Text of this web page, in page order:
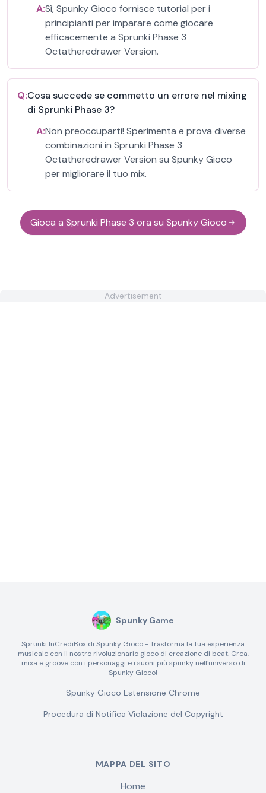
A:Sì, Spunky Gioco fornisce tutorial per i
principianti per imparare come giocare
efficacemente a Sprunki Phase 3
Octatheredrawer Version.
Q:Cosa succede se commetto un errore nel mixing
di Sprunki Phase 3?
A:Non preoccuparti! Sperimenta e prova diverse
combinazioni in Sprunki Phase 3
Octatheredrawer Version su Spunky Gioco
per migliorare il tuo mix.
Gioca a Sprunki Phase 3 ora su Spunky Gioco
Advertisement
Spunky Game
Sprunki InCrediBox di Spunky Gioco - Trasforma la tua esperienza
musicale con il nostro rivoluzionario gioco di creazione di beat. Crea,
mixa e groove con i personaggi e i suoni più spunky nell'universo di
Spunky Gioco!
Spunky Gioco Estensione Chrome
Procedura di Notifica Violazione del Copyright
MAPPA DEL SITO
Home